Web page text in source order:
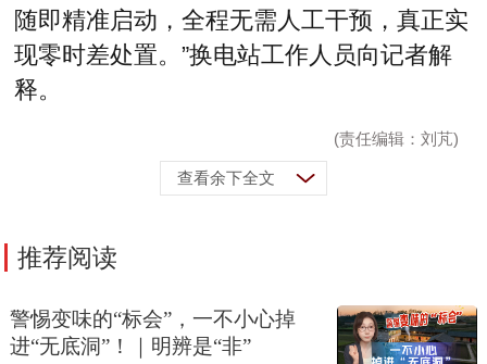
随即精准启动，全程无需人工干预，真正实
现零时差处置。”换电站工作人员向记者解
释。
(责任编辑：刘芃)
查看余下全文
推荐阅读
警惕变味的“标会”，一不小心掉
进“无底洞”！｜明辨是“非”